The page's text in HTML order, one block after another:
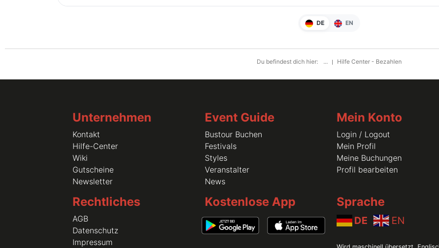
DE EN
Du befindest dich hier: ... Hilfe Center - Bezahlen
Unternehmen
Kontakt
Hilfe-Center
Wiki
Gutscheine
Newsletter
Event Guide
Bustour Buchen
Festivals
Styles
Veranstalter
News
Mein Konto
Login / Logout
Mein Profil
Meine Buchungen
Profil bearbeiten
Rechtliches
AGB
Datenschutz
Impressum
Kostenlose App Sprache
DE EN